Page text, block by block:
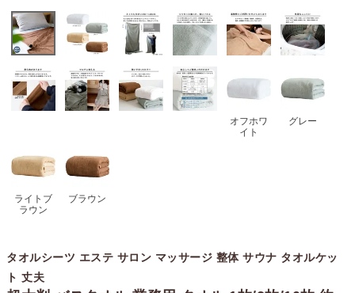
オフホワ
イト
グレー
ライトブ
ラウン
ブラウン
タオルシーツ エステ サロン マッサージ 整体 サウナ タオルケッ
ト 丈夫